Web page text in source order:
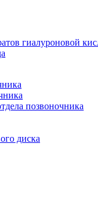
гиалуроновой
позвоночника
диска